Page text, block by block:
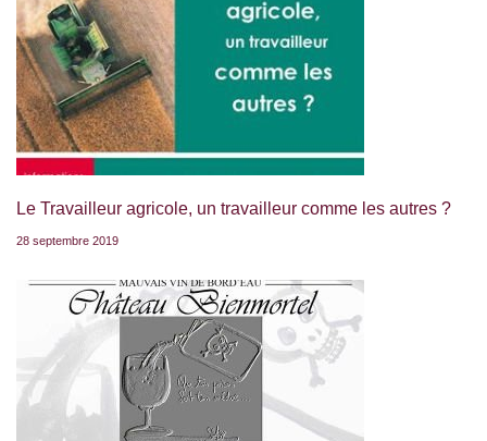
Le Travailleur agricole, un travailleur comme les autres ?
28 septembre 2019